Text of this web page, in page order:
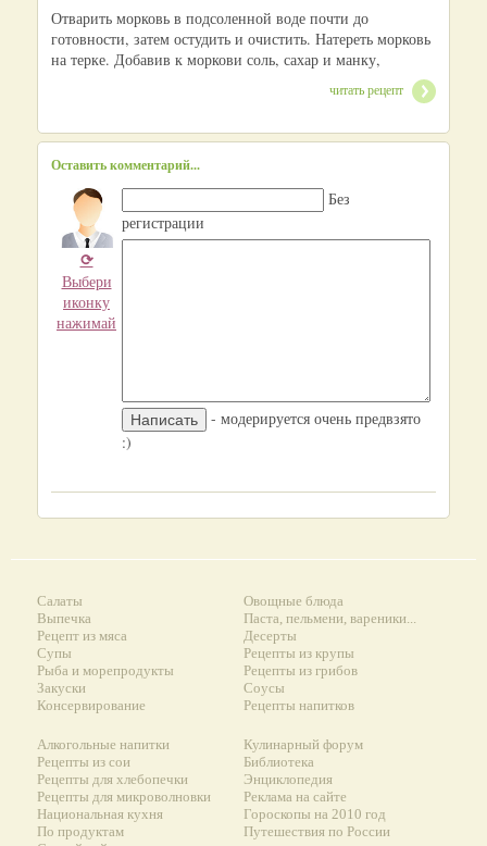
Отварить морковь в подсоленной воде почти до
готовности, затем остудить и очистить. Натереть морковь
на терке. Добавив к моркови соль, сахар и манку,
читать рецепт
Оставить комментарий...
⟳
Выбери
иконку
нажимай
Без
регистрации
- модерируется очень предвзято
:)
Салаты
Выпечка
Рецепт из мяса
Супы
Рыба и морепродукты
Закуски
Консервирование
Овощные блюда
Паста, пельмени, вареники...
Десерты
Рецепты из крупы
Рецепты из грибов
Соусы
Рецепты напитков
Алкогольные напитки
Рецепты из сои
Рецепты для хлебопечки
Рецепты для микроволновки
Национальная кухня
По продуктам
Кулинарный форум
Библиотека
Энциклопедия
Реклама на сайте
Гороскопы на 2010 год
Путешествия по России